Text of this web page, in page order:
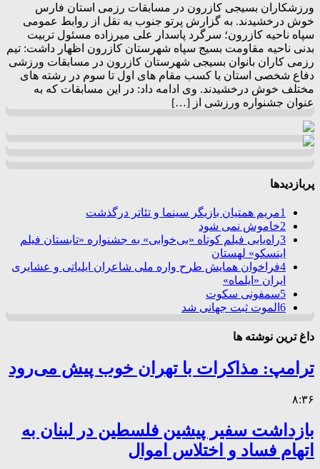
ورزشکاران بسیجی کازرون در مسابقات رزمی استان فارس
خوش درخشیدند. به گزارش پرتو جنوب به نقل از روابط عمومی
سپاه ناحیه کازرون؛ سرگرد پاسدار علی میرزاده مسئول تربیت
بدنی ناحیه مقاومت بسیج سپاه شهرستان کازرون اظهار داشت: تیم
رزمی کاران بانوان بسیجی شهرستان کازرون در مسابقات ورزشی
دفاع شخصی استان با کسب مقام های اول تا سوم در رشته های
مختلف خوش درخشیدند. وی ادامه داد: در این مسابقات که به
عنوان جشنواره ورزشی از […]
پربازدیدها
1مریم همتیان بازیگر سینما و تئاتر درگذشت
2خاموش نمی شود
3راه‌یابی فیلم کوتاه «بی‌خوابی» به جشنواره «تابستان فیلم
اینسکو» لهستان
4فراخوان همایش طرح واره ملی شاعران ایلیاتی و عشایری
ایران «ایلماه»
5سمفونی سکوت
6 الموت ثبت جهانی شد
داغ ترین نوشته ها
ترامپ: مذاکرات با تهران خوب پیش می‌رود
۸:۳۶
بازداشت سفیر پیشین فلسطین در لبنان به
اتهام فساد و اختلاس اموال